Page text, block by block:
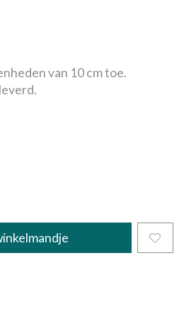
van 10 cm toe.